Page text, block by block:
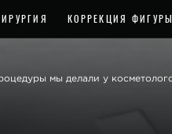
КОРРЕКЦИЯ ФИГУРЫ
мы делали у